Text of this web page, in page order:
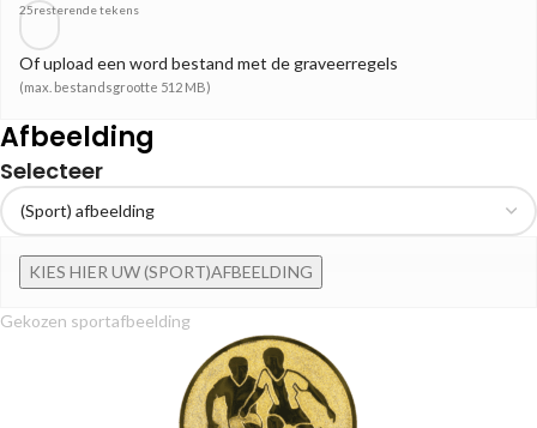
25resterende tekens
Of upload een word bestand met de graveerregels
(max. bestandsgrootte 512 MB)
Afbeelding
Selecteer
KIES HIER UW (SPORT)AFBEELDING
Gekozen sportafbeelding